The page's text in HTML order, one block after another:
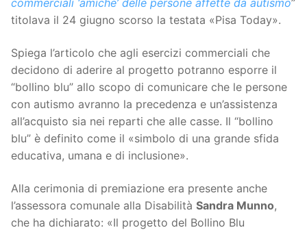
commerciali ‘amiche’ delle persone affette da autismo”
titolava il 24 giugno scorso la testata «Pisa Today».
Spiega l’articolo che agli esercizi commerciali che
decidono di aderire al progetto potranno esporre il
“bollino blu” allo scopo di comunicare che le persone
con autismo avranno la precedenza e un’assistenza
all’acquisto sia nei reparti che alle casse. Il “bollino
blu” è definito come il «simbolo di una grande sfida
educativa, umana e di inclusione».
Alla cerimonia di premiazione era presente anche
l’assessora comunale alla Disabilità Sandra Munno,
che ha dichiarato: «Il progetto del Bollino Blu